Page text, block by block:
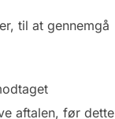
til at gennemgå
aftalen, før dette